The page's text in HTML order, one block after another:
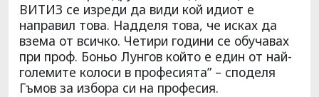
ВИТИЗ се изреди да види кой идиот е
направил това. Надделя това, че исках да
взема от всичко. Четири години се обучавах
при проф. Боньо Лунгов който е един от най-
големите колоси в професията” – споделя
Гъмов за избора си на професия.